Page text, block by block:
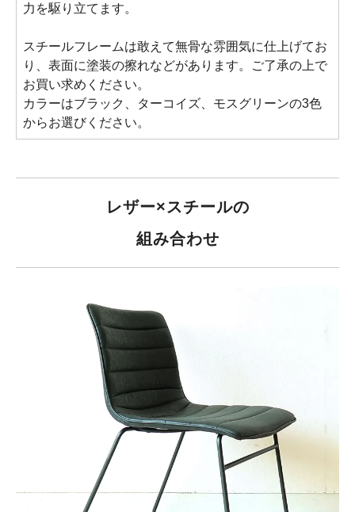
力を駆り立てます。
スチールフレームは敢えて無骨な雰囲気に仕上げてお
り、表面に塗装の擦れなどがあります。ご了承の上で
お買い求めください。
カラーはブラック、ターコイズ、モスグリーンの3色
からお選びください。
レザー×スチールの
組み合わせ